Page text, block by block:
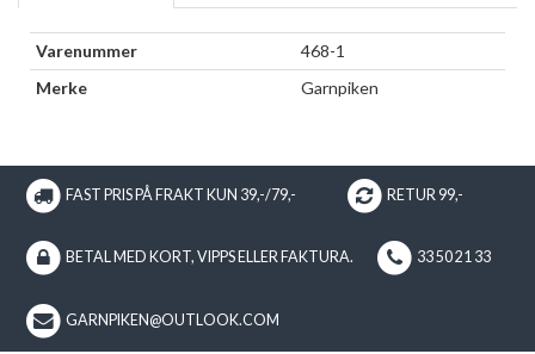
Varenummer
468-1
Merke
Garnpiken
FAST PRIS PÅ FRAKT KUN 39,-/79,- RETUR 99,-
BETAL MED KORT, VIPPS ELLER FAKTURA. 33 50 21 33
GARNPIKEN@OUTLOOK.COM